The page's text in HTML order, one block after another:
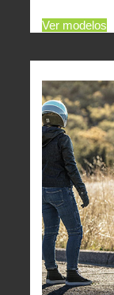
Ver modelos